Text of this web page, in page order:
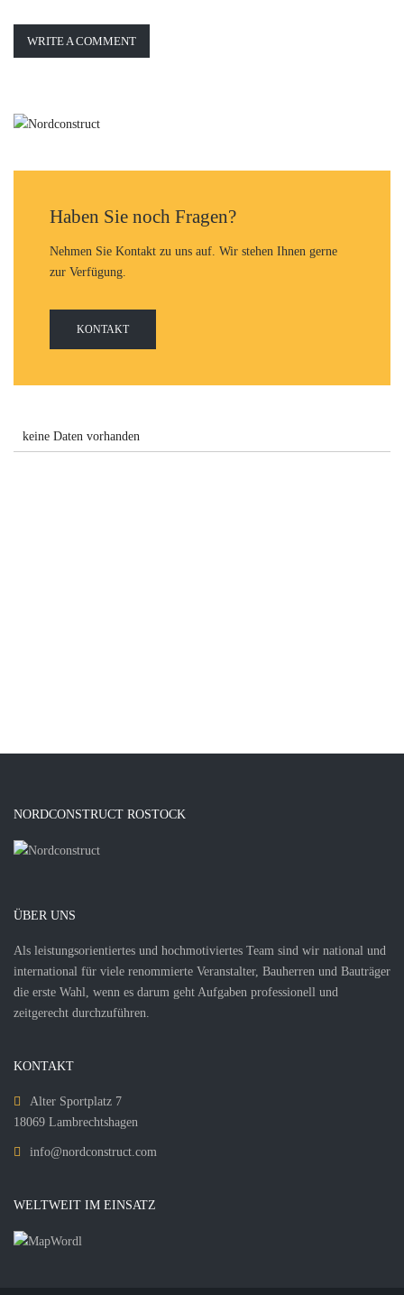
WRITE A COMMENT
Haben Sie noch Fragen?
Nehmen Sie Kontakt zu uns auf. Wir stehen Ihnen gerne
zur Verfügung.
KONTAKT
keine Daten vorhanden
NORDCONSTRUCT ROSTOCK
ÜBER UNS
Als leistungsorientiertes und hochmotiviertes Team sind wir national und
international für viele renommierte Veranstalter, Bauherren und Bauträger
die erste Wahl, wenn es darum geht Aufgaben professionell und
zeitgerecht durchzuführen.
KONTAKT
Alter Sportplatz 7
18069 Lambrechtshagen
info@nordconstruct.com
WELTWEIT IM EINSATZ